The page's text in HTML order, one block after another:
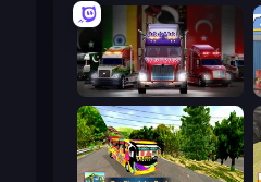
Big Euro Truck Driving